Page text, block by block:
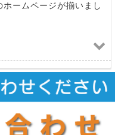
ームページが揃いまし